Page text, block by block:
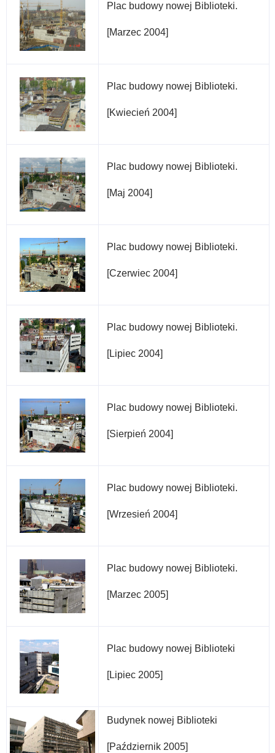
Plac budowy nowej Biblioteki.
[Marzec 2004]
Plac budowy nowej Biblioteki.
[Kwiecień 2004]
Plac budowy nowej Biblioteki.
[Maj 2004]
Plac budowy nowej Biblioteki.
[Czerwiec 2004]
Plac budowy nowej Biblioteki.
[Lipiec 2004]
Plac budowy nowej Biblioteki.
[Sierpień 2004]
Plac budowy nowej Biblioteki.
[Wrzesień 2004]
Plac budowy nowej Biblioteki.
[Marzec 2005]
Plac budowy nowej Biblioteki
[Lipiec 2005]
Budynek nowej Biblioteki
[Październik 2005]